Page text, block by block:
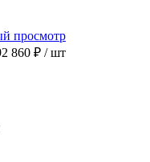
просмотр
860 ₽ / шт